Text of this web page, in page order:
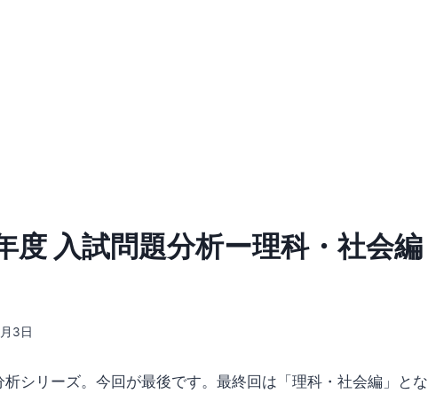
度 入試問題分析ー理科・社会編
3日
シリーズ。今回が最後です。最終回は「理科・社会編」とな